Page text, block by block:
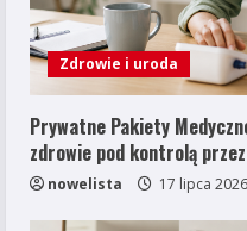
Zdrowie i uroda
Prywatne Pakiety
zdrowie pod kontrolą
nowelista 17 lipca 2026